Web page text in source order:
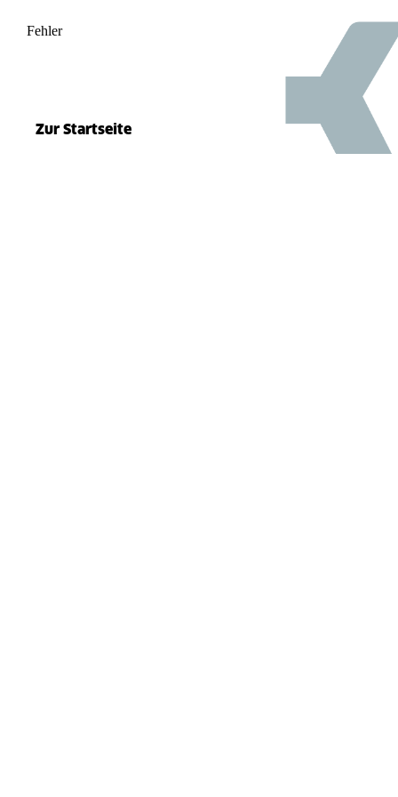
Fehler 500
Zur Startseite